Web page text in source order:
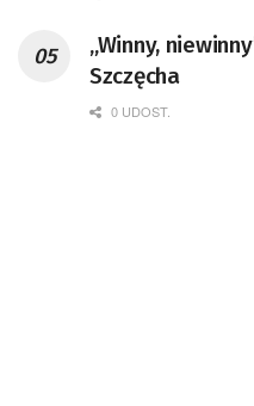
„Winny,
Szczęcha
0 UDOST.